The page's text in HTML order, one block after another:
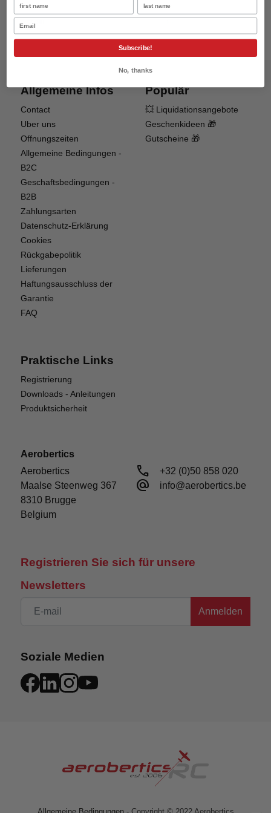
Registrieren Sie sich für unsere
Newsletters
Anmelden
Soziale Medien
Allgemeine Infos
Contact
Uber uns
Offnungszeiten
Allgemeine Bedingungen -
B2C
Geschaftsbedingungen -
B2B
Zahlungsarten
Datenschutz-Erklärung
Cookies
Rückgabepolitik
Lieferungen
Haftungsausschluss der
Garantie
FAQ
Populär
💥 Liquidationsangebote
Geschenkideen 🎁
Gutscheine 🎁
Praktische Links
Registrierung
Downloads - Anleitungen
Produktsicherheit
Aerobertics
Aerobertics
Maalse Steenweg 367
8310 Brugge
Belgium
call +32 (0)50 858 020
alternate_email info@aerobertics.be
Subscribe!
No, thanks